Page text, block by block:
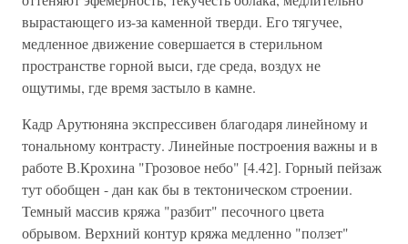
вырастающего из-за каменной тверди. Его тягучее,
медленное движение совершается в стерильном
пространстве горной выси, где среда, воздух не
ощутимы, где время застыло в камне.
Кадр Арутюняна экспрессивен благодаря линейному и
тональному контрасту. Линейные построения важны и в
работе В.Крохина "Грозовое небо" [4.42]. Горный пейзаж
тут обобщен - дан как бы в тектоническом строении.
Темный массив кряжа "разбит" песочного цвета
обрывом. Верхний контур кряжа медленно "ползет"